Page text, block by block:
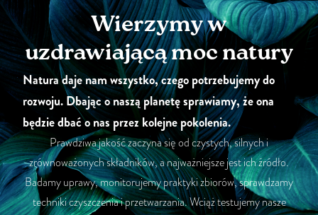
Wierzymy w
uzdrawiającą moc natury
Natura daje nam wszystko, czego potrzebujemy do
rozwoju. Dbając o naszą planetę sprawiamy, że ona
będzie dbać o nas przez kolejne pokolenia.
Prawdziwa jakość zaczyna się od czystych, silnych i
zrównoważonych składników, a najważniejsze jest ich źródło.
Badamy uprawy, monitorujemy praktyki zbiorów, sprawdzamy
techniki czyszczenia i przetwarzania. Wciąż testujemy nasze